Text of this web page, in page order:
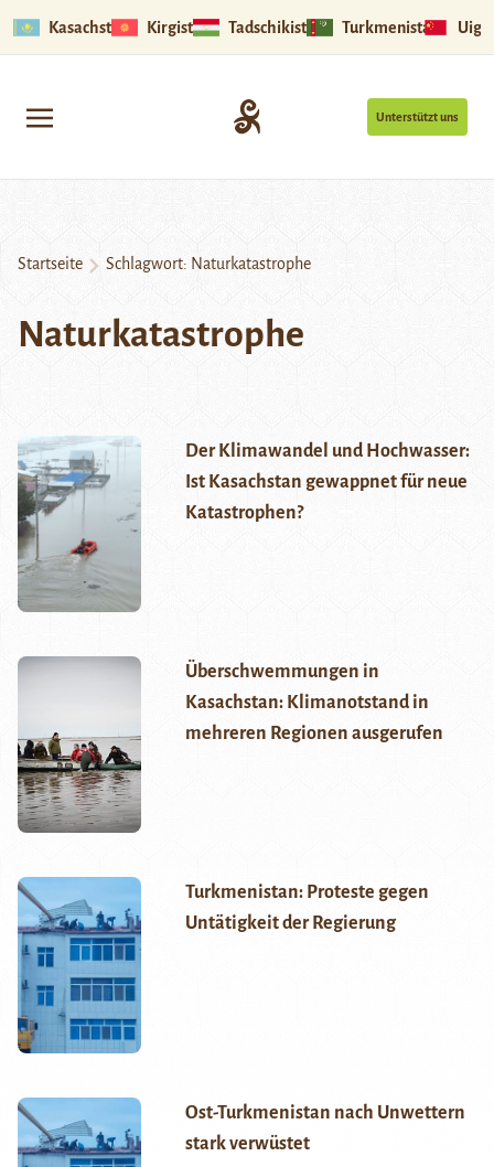
Kasachstan Kirgistan Tadschikistan Turkmenistan
Unterstützt uns
Startseite Schlagwort: Naturkatastrophe
Naturkatastrophe
Der Klimawandel und Hochwasser:
Ist Kasachstan gewappnet für neue
Katastrophen?
Überschwemmungen in
Kasachstan: Klimanotstand in
mehreren Regionen ausgerufen
Turkmenistan: Proteste gegen
Untätigkeit der Regierung
Ost-Turkmenistan nach Unwettern
stark verwüstet